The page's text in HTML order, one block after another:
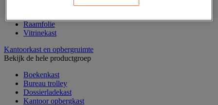
Raamfolie
Vitrinekast
Kantoorkast en opbergruimte
Bekijk de hele productgroep
Boekenkast
Bureau trolley
Dossierladekast
Kantoor opbergkast